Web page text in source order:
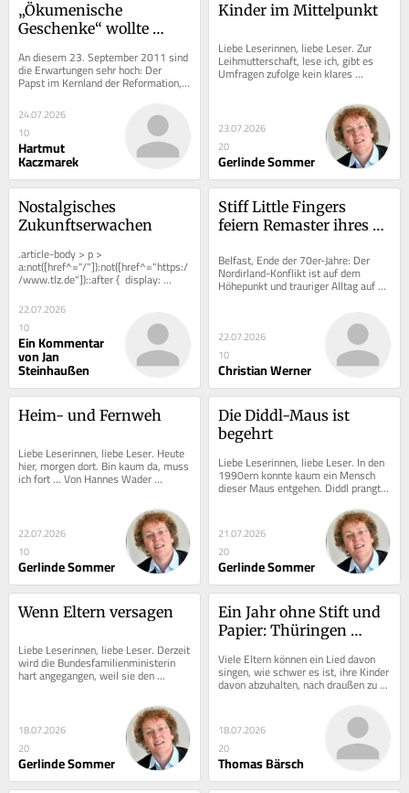
„Ökumenische
Geschenke“ wollte
verteilen
An diesem 23. September 2011 sind
die Erwartungen sehr hoch: Der
Papst im Kernland der Reformation,
in jenem Erfurter Kloster, in dem
Martin Luther...
24.07.2026
10
Hartmut
Kaczmarek
Kinder im Mittelpunkt
Liebe Leserinnen, liebe Leser. Zur
Leihmutterschaft, lese ich, gibt es
Umfragen zufolge kein klares
Meinungsbild in Deutschland. Etwa
23.07.2026
20
Gerlinde Sommer
Nostalgisches
Zukunftserwachen
.article-body > p >
a:not([href^="/"]):not([href^="https:/
/www.tlz.de"])::after {  display:
inline-block;  width: 0.8em;  height:...
22.07.2026
10
Ein Kommentar
von Jan
Steinhaußen
Stiff Little Fingers
feiern Remaster ihres
„Inflammable Material“
Belfast, Ende der 70er-Jahre: Der
Nordirland-Konflikt ist auf dem
Höhepunkt und trauriger Alltag auf
der Insel. Neutral zu bleiben zwischen
22.07.2026
10
Christian Werner
Heim- und Fernweh
Liebe Leserinnen, liebe Leser. Heute
hier, morgen dort. Bin kaum da, muss
ich fort … Von Hannes Wader
22.07.2026
10
Gerlinde Sommer
Die Diddl-Maus ist
begehrt
Liebe Leserinnen, liebe Leser. In den
1990ern konnte kaum ein Mensch
dieser Maus entgehen. Diddl prangte
auf Schreibheften und Schulranzen.
21.07.2026
20
Gerlinde Sommer
Wenn Eltern versagen
Liebe Leserinnen, liebe Leser. Derzeit
wird die Bundesfamilienministerin
hart angegangen, weil sie den
Unterhaltsvorschuss nur noch für
18.07.2026
20
Gerlinde Sommer
Ein Jahr ohne Stift und
Papier: Thüringen
Viele Eltern können ein Lied davon
singen, wie schwer es ist, ihre Kinder
davon abzuhalten, nach draußen zu
gehen, die Natur zu genießen, Sport
18.07.2026
20
Thomas Bärsch